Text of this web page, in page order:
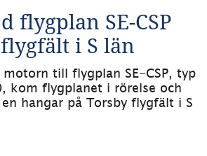
flygplan SE-CSP
i S län
till flygplan SE-CSP, typ
kom flygplanet i rörelse och
hangar på Torsby flygfält i S